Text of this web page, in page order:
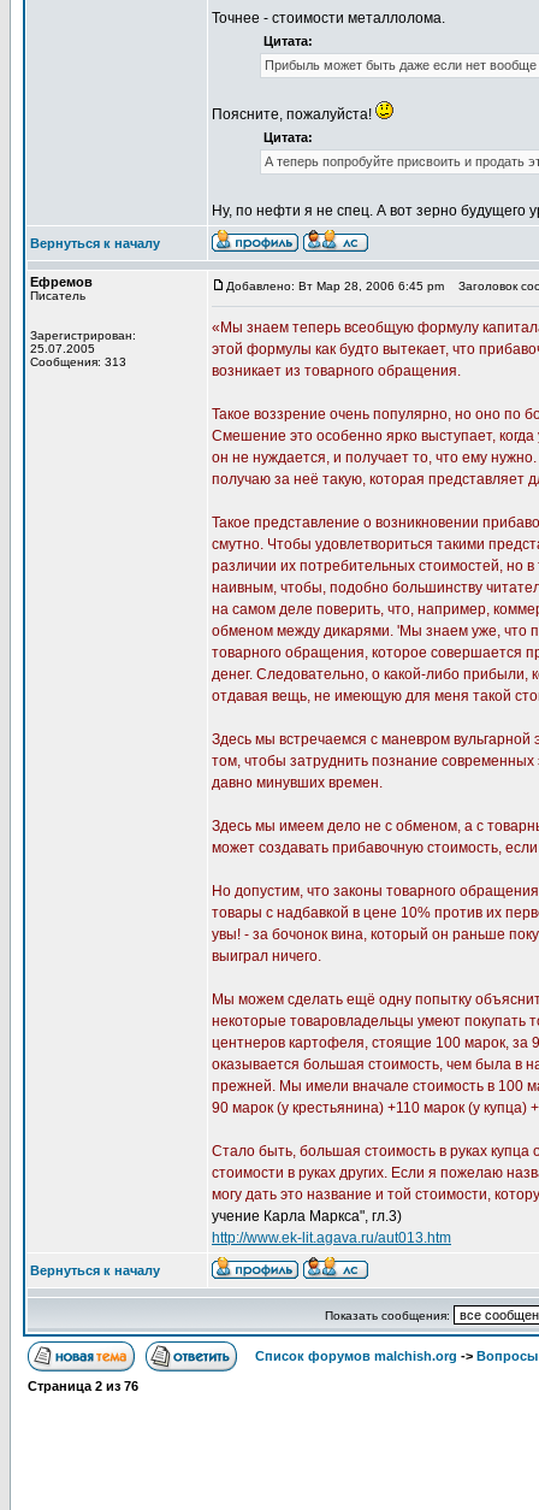
Точнее - стоимости металлолома.
Цитата:
Прибыль может быть даже если нет вообще
Поясните, пожалуйста!
Цитата:
А теперь попробуйте присвоить и продать
Ну, по нефти я не спец. А вот зерно будущего
Вернуться к началу
Ефремов
Писатель
Зарегистрирован:
25.07.2005
Сообщения: 313
Добавлено: Вт Мар 28, 2006 6:45 pm Заголовок
«Мы знаем теперь всеобщую формулу
этой формулы как будто вытекает, что
возникает из товарного обращения.
Такое воззрение очень популярно, но оно по
Смешение это особенно ярко выступает,
он не нуждается, и получает то, что ему
получаю за неё такую, которая представляет
Такое представление о возникновении
смутно. Чтобы удовлетвориться такими
различии их потребительных стоимостей, но
наивным, чтобы, подобно большинству
на самом деле поверить, что, например,
обменом между дикарями. 'Мы знаем уже, что
товарного обращения, которое совершается
денег. Следовательно, о какой-либо
отдавая вещь, не имеющую для меня такой
Здесь мы встречаемся с маневром вульгарной
том, чтобы затруднить познание
давно минувших времен.
Здесь мы имеем дело не с обменом, а с
может создавать прибавочную стоимость,
Но допустим, что законы товарного
товары с надбавкой в цене 10% против их
увы! - за бочонок вина, который он раньше
выиграл ничего.
Мы можем сделать ещё одну попытку
некоторые товаровладельцы умеют покупать
центнеров картофеля, стоящие 100 марок, за
оказывается большая стоимость, чем была в
прежней. Мы имели вначале стоимость в 100
90 марок (у крестьянина) +110 марок (у купца)
Стало быть, большая стоимость в руках купца
стоимости в руках других. Если я пожелаю
могу дать это название и той стоимости,
учение Карла Маркса", гл.3)
http://www.ek-lit.agava.ru/aut013.htm
Вернуться к началу
Показать сообщения:
Список форумов malchish.org -> Вопросы
Страница 2 из 76